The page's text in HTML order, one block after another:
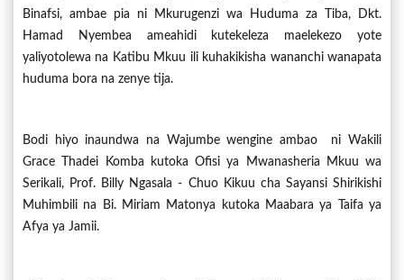
Binafsi, ambae pia ni Mkurugenzi wa Huduma za Tiba, Dkt.
Hamad Nyembea ameahidi kutekeleza maelekezo yote
yaliyotolewa na Katibu Mkuu ili kuhakikisha wananchi wanapata
huduma bora na zenye tija.
Bodi hiyo inaundwa na Wajumbe wengine ambao ni Wakili
Grace Thadei Komba kutoka Ofisi ya Mwanasheria Mkuu wa
Serikali, Prof. Billy Ngasala - Chuo Kikuu cha Sayansi Shirikishi
Muhimbili na Bi. Miriam Matonya kutoka Maabara ya Taifa ya
Afya ya Jamii.